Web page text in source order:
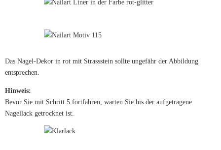
Das Nagel-Dekor in rot mit Strassstein sollte ungefähr der Abbildung
entsprechen.
Hinweis:
Bevor Sie mit Schritt 5 fortfahren, warten Sie bis der aufgetragene
Nagellack getrocknet ist.